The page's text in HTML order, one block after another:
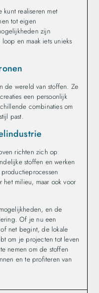
realiseren met
tot eigen
zijn
en maak iets unieks
de wereld van stoffen. Ze
een persoonlijk
combinaties om
past.
richten zich op
stoffen en werken
het milieu, maar ook voor
en de
Of je nu een
net begint, de lokale
om je projecten tot leven
nemen om de stoffen
en te profiteren van